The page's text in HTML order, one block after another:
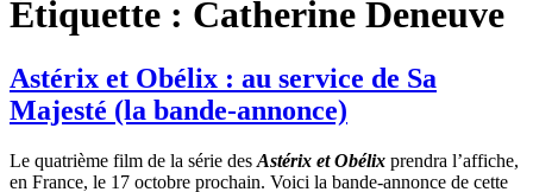
Étiquette : Catherine Deneuve
Astérix et Obélix : au service de Sa
Majesté (la bande-annonce)
Le quatrième film de la série des Astérix et Obélix prendra l’affiche,
en France, le 17 octobre prochain. Voici la bande-annonce de cette